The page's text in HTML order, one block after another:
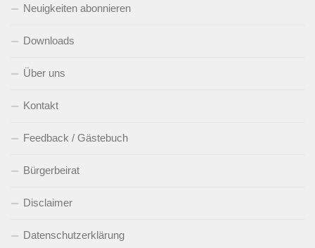
Neuigkeiten abonnieren
Downloads
Über uns
Kontakt
Feedback / Gästebuch
Bürgerbeirat
Disclaimer
Datenschutzerklärung